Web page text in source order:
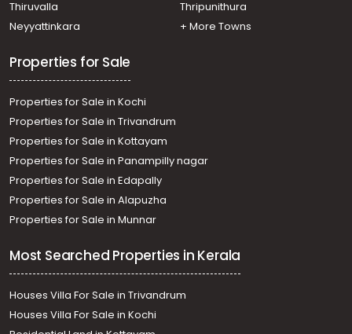
Thiruvalla
Thripunithura
Neyyattinkara
+ More Towns
Properties for Sale
Properties for Sale in Kochi
Properties for Sale in Trivandrum
Properties for Sale in Kottayam
Properties for Sale in Panampilly nagar
Properties for Sale in Edapally
Properties for Sale in Alapuzha
Properties for Sale in Munnar
Most Searched Properties in Kerala
Houses Villa For Sale in Trivandrum
Houses Villa For Sale in Kochi